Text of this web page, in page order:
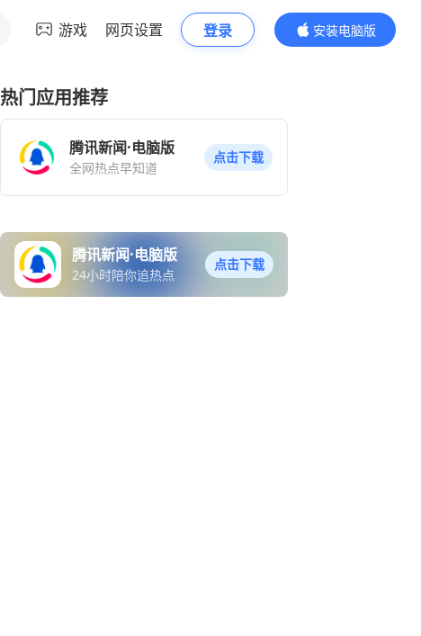
游戏 网页设置 登录
安装电脑版
内容更精彩
热门应用推荐
腾讯新闻·电脑版
全网热点早知道
点击下载
腾讯新闻·电脑版
24小时陪你追热点
点击下载